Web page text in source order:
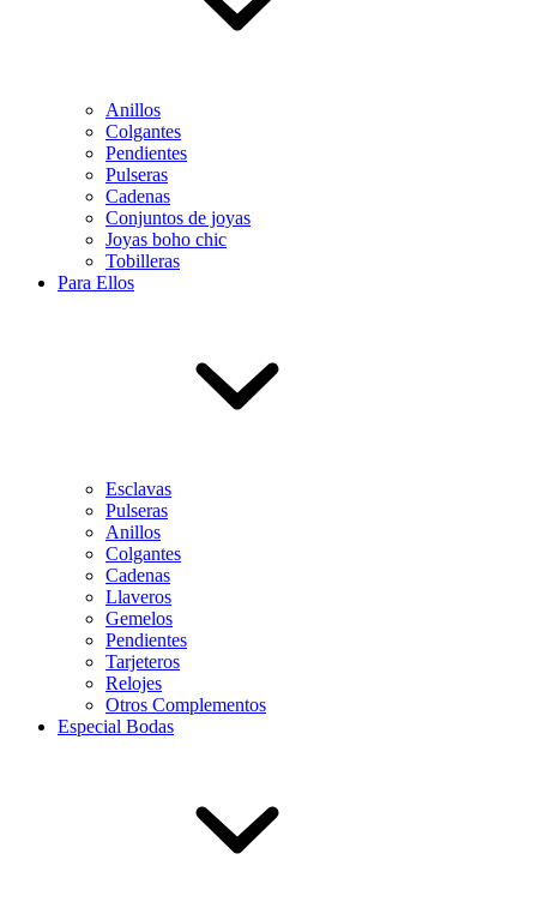
Anillos
Colgantes
Pendientes
Pulseras
Cadenas
Conjuntos de joyas
Joyas boho chic
Tobilleras
Para Ellos
Esclavas
Pulseras
Anillos
Colgantes
Cadenas
Llaveros
Gemelos
Pendientes
Tarjeteros
Relojes
Otros Complementos
Especial Bodas